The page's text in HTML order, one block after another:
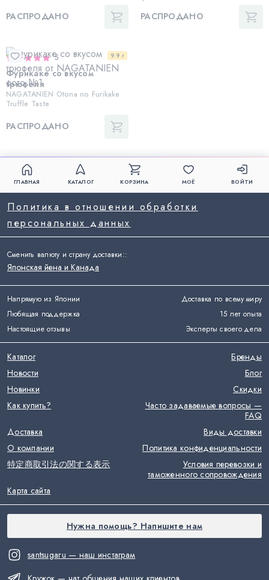
РАСПРОДАНО РАСПРОДАНО
9.9 г
5
Фурикаке со вкусом
трюфеля
NAGATANIEN Otona no Furikake
Truffle Taste
РАСПРОДАНО
ГЛАВНАЯ КАТАЛОГ КОРЗИНА МОЁ ВОЙТИ
Напрямую из Японии
Доставка по всему миру
Любящая поддержка
15 лет опыта
Настоящие отзывы
Эксперты своего дела
santsugaru — наш инстаграм
Политика в отношении обработки
персональных данных
Каталог
Бренды
Новости
Блог
Новинки
Скидки
Как купить?
Часто задаваемые вопросы —
FAQ
Доставка
Виды доставки
О компании
Политика конфиденциальности
特定商取引法の関する表示
Условия перевозки и
таможенного сопровождения
Карта сайта
Сменить валюту и страну доставки::
Японская йена и Канада
Нужна помощь? Напишите нам